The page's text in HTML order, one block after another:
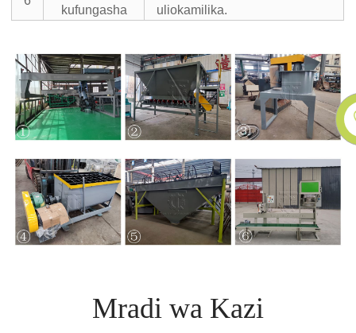
kufungasha uliokamilika.
Mradi wa Kazi